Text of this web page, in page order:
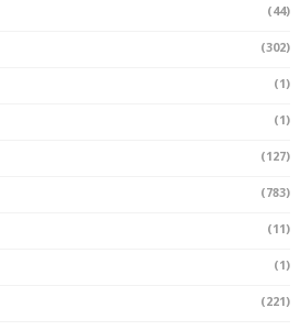
(44)
(302)
(1)
(1)
(127)
(783)
(11)
(1)
(221)